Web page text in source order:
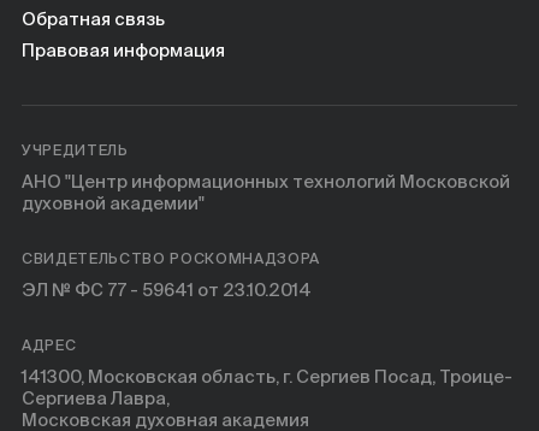
Обратная связь
Правовая информация
УЧРЕДИТЕЛЬ
АНО "Центр информационных технологий Московской
духовной академии"
СВИДЕТЕЛЬСТВО РОСКОМНАДЗОРА
ЭЛ № ФС 77 - 59641 от 23.10.2014
АДРЕС
141300, Московская область, г. Сергиев Посад, Троице-
Сергиева Лавра,
Московская духовная академия